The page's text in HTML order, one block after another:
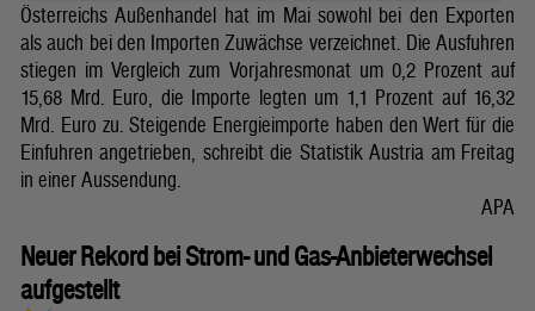
Österreichs Außenhandel hat im Mai sowohl bei den Exporten
als auch bei den Importen Zuwächse verzeichnet. Die Ausfuhren
stiegen im Vergleich zum Vorjahresmonat um 0,2 Prozent auf
15,68 Mrd. Euro, die Importe legten um 1,1 Prozent auf 16,32
Mrd. Euro zu. Steigende Energieimporte haben den Wert für die
Einfuhren angetrieben, schreibt die Statistik Austria am Freitag
in einer Aussendung.
APA
Neuer Rekord bei Strom- und Gas-Anbieterwechsel
aufgestellt